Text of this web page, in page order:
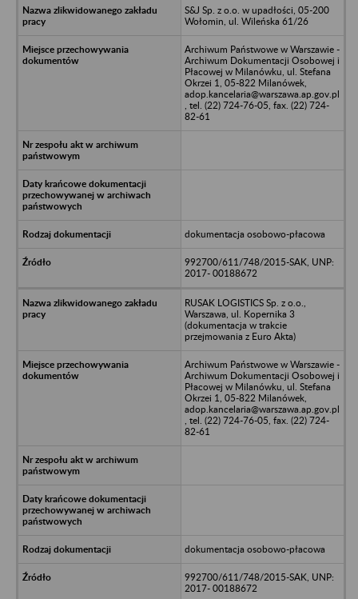
S&J Sp. z o.o. w upadłości, 05-200
Wołomin, ul. Wileńska 61/26
Archiwum Państwowe w Warszawie -
Archiwum Dokumentacji Osobowej i
Płacowej w Milanówku, ul. Stefana
Okrzei 1, 05-822 Milanówek,
adop.kancelaria@warszawa.ap.gov.pl
, tel. (22) 724-76-05, fax. (22) 724-
82-61
dokumentacja osobowo-płacowa
992700/611/748/2015-SAK, UNP:
2017- 00188672
RUSAK LOGISTICS Sp. z o.o.,
Warszawa, ul. Kopernika 3
(dokumentacja w trakcie
przejmowania z Euro Akta)
Archiwum Państwowe w Warszawie -
Archiwum Dokumentacji Osobowej i
Płacowej w Milanówku, ul. Stefana
Okrzei 1, 05-822 Milanówek,
adop.kancelaria@warszawa.ap.gov.pl
, tel. (22) 724-76-05, fax. (22) 724-
82-61
dokumentacja osobowo-płacowa
992700/611/748/2015-SAK, UNP:
2017- 00188672